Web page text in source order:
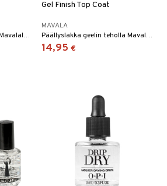
Kaksitehoinen aluslakka Mavalalta.
Gel Finish Top Coat
MAVALA
Päällyslakka geelin teholla Mavalalta
14,95 €